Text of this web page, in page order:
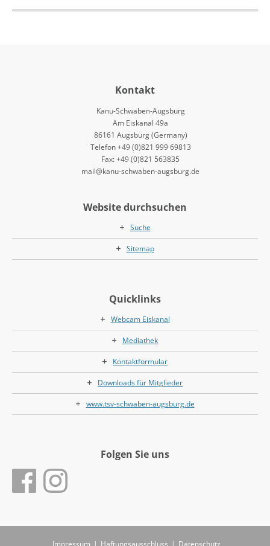
Kontakt
Kanu-Schwaben-Augsburg
Am Eiskanal 49a
86161 Augsburg (Germany)
Telefon +49 (0)821 999 69813
Fax: +49 (0)821 563835
mail@kanu-schwaben-augsburg.de
Website durchsuchen
Suche
Sitemap
Quicklinks
Webcam Eiskanal
Mediathek
Kontaktformular
Downloads für Mitglieder
www.tsv-schwaben-augsburg.de
Folgen Sie uns